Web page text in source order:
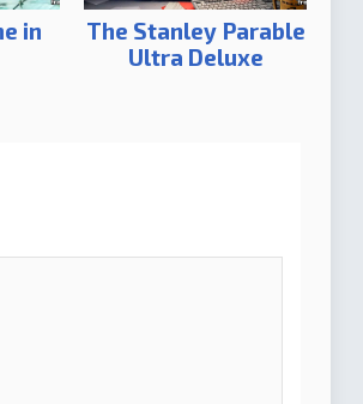
in
The Stanley Parable
Ultra Deluxe